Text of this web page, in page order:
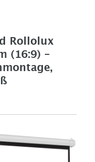
Rollolux
(16:9) –